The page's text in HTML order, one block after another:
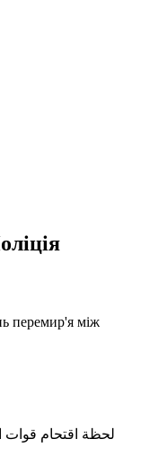
перемир'я між
لحظة اقتحام قوات